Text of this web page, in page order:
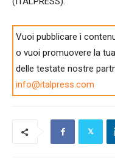
Vuoi pubblicare i
o vuoi promuovere la
delle testate nostre
info@italpress.com